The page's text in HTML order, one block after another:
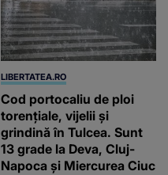
LIBERTATEA.RO
Cod portocaliu de ploi
torențiale, vijelii și
grindină în Tulcea. Sunt
13 grade la Deva, Cluj-
Napoca și Miercurea Ciuc